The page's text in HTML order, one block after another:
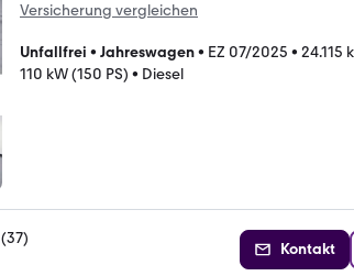
Versicherung vergleichen
Unfallfrei • Jahreswagen• EZ 07/2025 • 24.115
110 kW (150 PS) • Diesel
(37)
Kontakt